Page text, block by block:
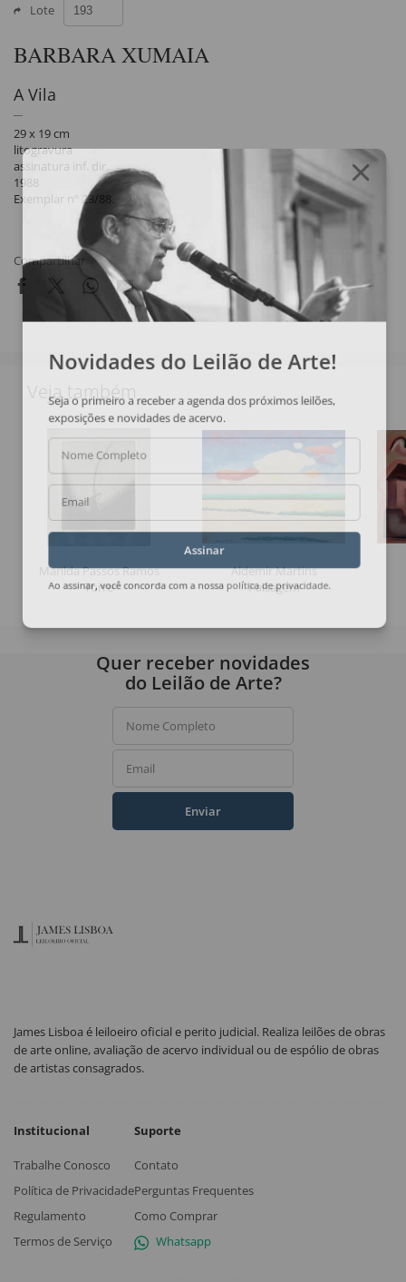
Lote
BARBARA XUMAIA
A Vila
29 x 19 cm
litogravura
assinatura inf. dir.
1988
Exemplar nº 23/88.
Compartilhar
Veja também
Marilda Passos Ramos
Torre
Aldemir Martins
Paisagem
Novidades do Leilão de Arte!
Seja o primeiro a receber a agenda dos próximos leilões,
exposições e novidades de acervo.
Nome Completo
Email
Assinar
Ao assinar, você concorda com a nossapolítica de privacidade
Quer receber novidades
do Leilão de Arte?
Nome Completo
Email
Enviar
James Lisboa é leiloeiro oficial e perito judicial. Realiza leilões de obras
de arte online, avaliação de acervo individual ou de espólio de obras
de artistas consagrados.
Institucional
Trabalhe Conosco
Política de Privacidade
Regulamento
Termos de Serviço
Suporte
Contato
Perguntas Frequentes
Como Comprar
Whatsapp